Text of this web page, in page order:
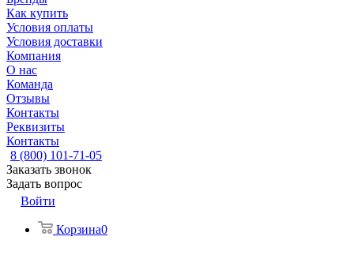
Как купить
Условия оплаты
Условия доставки
Компания
О нас
Команда
Отзывы
Контакты
Реквизиты
Контакты
8 (800) 101-71-05
Заказать звонок
Задать вопрос
Войти
Корзина0